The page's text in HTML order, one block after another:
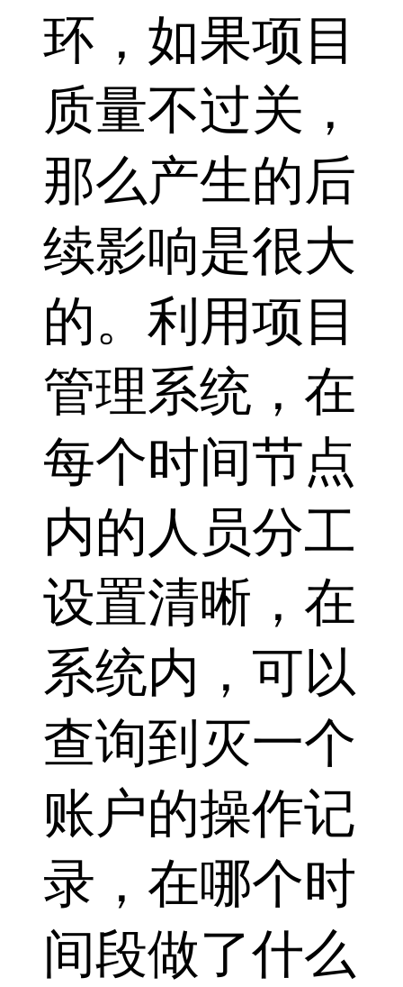
环，如果项目
质量不过关，
那么产生的后
续影响是很大
的。利用项目
管理系统，在
每个时间节点
内的人员分工
设置清晰，在
系统内，可以
查询到灭一个
账户的操作记
录，在哪个时
间段做了什么